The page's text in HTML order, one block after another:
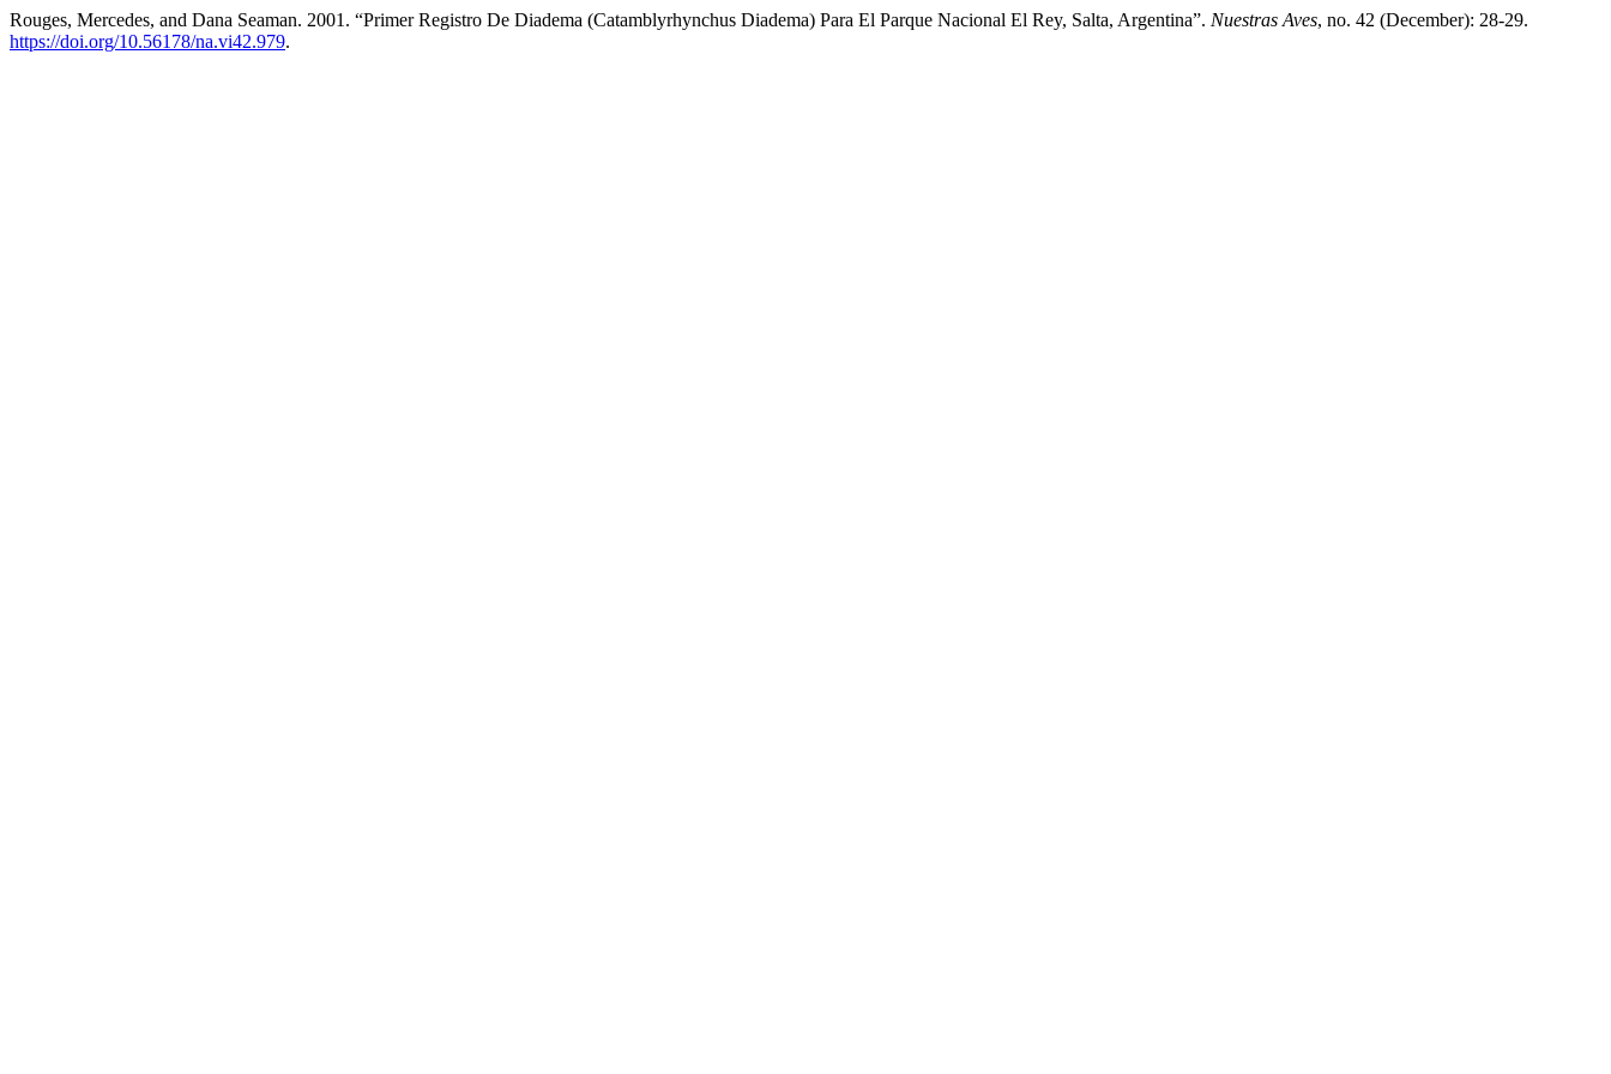
Rouges, Mercedes, and Dana Seaman. 2001. “Primer Registro De Diadema (Catamblyrhynchus Diadema) Para El Parque Nacional El Rey, Salta, Argentina”. Nuestras Aves, no. 42 (December): 28-29.
https://doi.org/10.56178/na.vi42.979.